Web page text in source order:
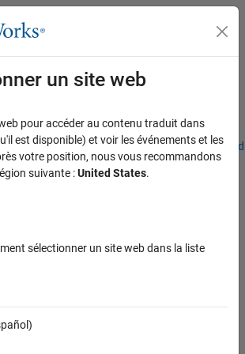
opportunités Adresses de nos bureaux
un site web
pour accéder au contenu traduit dans
est disponible) et voir les événements et les
votre position, nous vous recommandons
suivante :United States.
sélectionner un site web dans la liste